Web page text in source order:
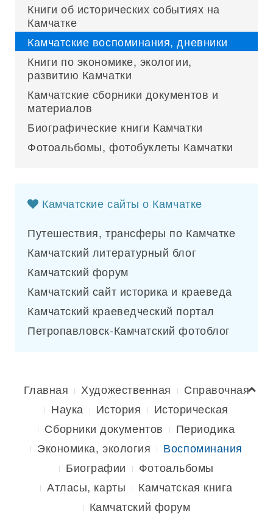
Книги об исторических событиях на
Камчатке
Камчатские воспоминания, дневники
Книги по экономике, экологии,
развитию Камчатки
Камчатские сборники документов и
материалов
Биографические книги Камчатки
Фотоальбомы, фотобуклеты Камчатки
Камчатские сайты о Камчатке
Путешествия, трансферы по Камчатке
Камчатский литературный блог
Камчатский форум
Камчатский сайт историка и краеведа
Камчатский краеведческий портал
Петропавловск-Камчатский фотоблог
Главная Художественная
Справочная
Наука
История
Историческая
Сборники документов
Периодика
Экономика, экология
Воспоминания
Биографии
Фотоальбомы
Атласы, карты
Камчатская книга
Камчатский форум